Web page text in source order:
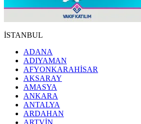
İSTANBUL
ADANA
ADIYAMAN
AFYONKARAHİSAR
AKSARAY
AMASYA
ANKARA
ANTALYA
ARDAHAN
ARTVİN